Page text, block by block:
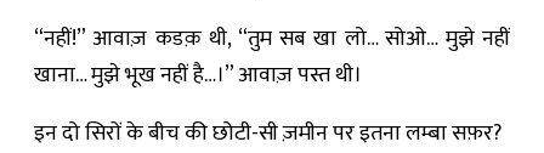
“नहीं!” आवाज़ कडक़ थी, “तुम सब खा लो… सोओ… मुझे नहीं
खाना… मुझे भूख नहीं है…।” आवाज़ पस्त थी।
इन दो सिरों के बीच की छोटी-सी ज़मीन पर इतना लम्बा सफ़र?